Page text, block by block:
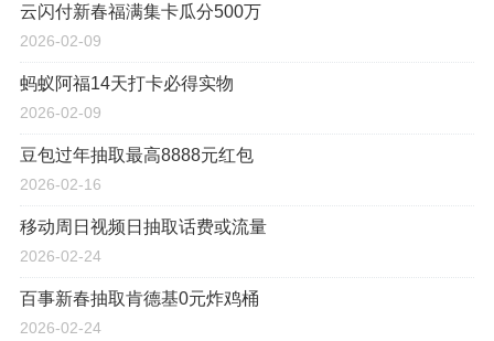
云闪付新春福满集卡瓜分500万
2026-02-09
蚂蚁阿福14天打卡必得实物
2026-02-09
豆包过年抽取最高8888元红包
2026-02-16
移动周日视频日抽取话费或流量
2026-02-24
百事新春抽取肯德基0元炸鸡桶
2026-02-24